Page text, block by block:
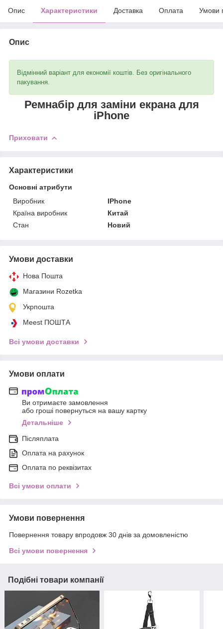
Опис Характеристики Доставка Оплата Умови
Опис
Відмінний варіант для економії коштів. Без оригінального
пакування.
Ремнабір для заміни екрана для
iPhone
Приховати
Характеристики
Основні атрибути
Виробник
IPhone
Країна виробник
Китай
Стан
Новий
Умови доставки
Нова Пошта
Магазини Rozetka
Укрпошта
Meest ПОШТА
Всі умови доставки
Умови оплати
Ви отримаєте замовлення
або гроші повернуться на вашу картку
Детальніше
Післяплата
Оплата на рахунок
Оплата по реквізитах
Всі умови оплати
Умови повернення
Повернення товару впродовж 30 днів за домовленістю
Всі умови повернення
Подібні товари компанії